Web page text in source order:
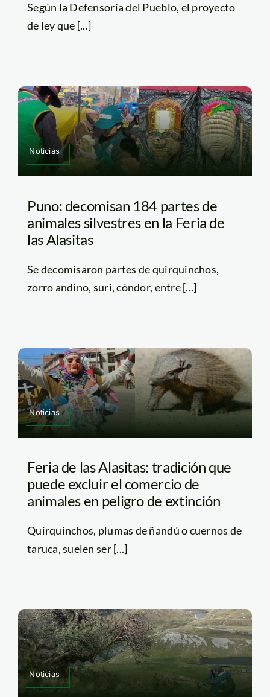
Según la Defensoría del Pueblo, el proyecto
de ley que [...]
Noticias
Puno: decomisan 184 partes de
animales silvestres en la Feria de
las Alasitas
Se decomisaron partes de quirquinchos,
zorro andino, suri, cóndor, entre [...]
Noticias
Feria de las Alasitas: tradición que
puede excluir el comercio de
animales en peligro de extinción
Quirquinchos, plumas de ñandú o cuernos de
taruca, suelen ser [...]
Noticias